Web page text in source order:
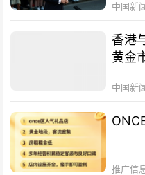
中国新
香港
黄金
中国新
推广信